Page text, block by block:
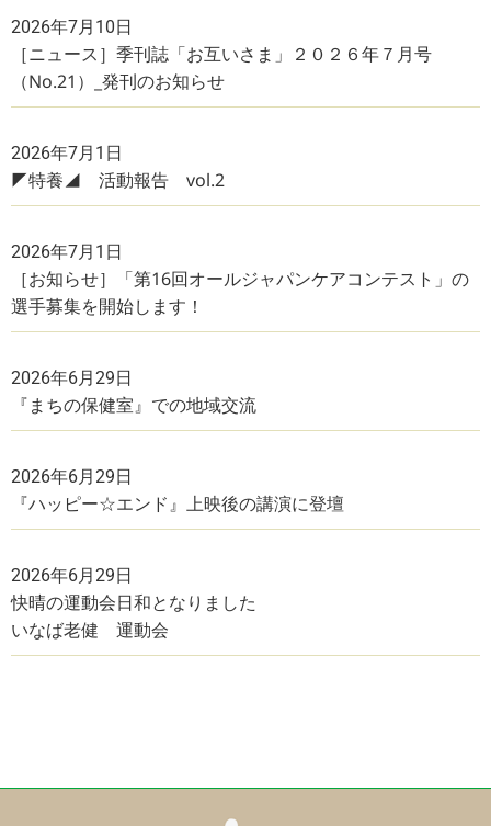
2026年7月10日
［ニュース］季刊誌「お互いさま」２０２６年７月号
（No.21）_発刊のお知らせ
2026年7月1日
◤特養◢ 活動報告 vol.2
2026年7月1日
［お知らせ］「第16回オールジャパンケアコンテスト」の
選手募集を開始します！
2026年6月29日
『まちの保健室』での地域交流
2026年6月29日
『ハッピー☆エンド』上映後の講演に登壇
2026年6月29日
快晴の運動会日和となりました
いなば老健 運動会